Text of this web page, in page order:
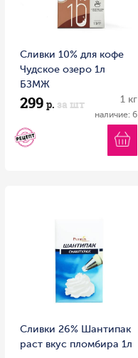
Сливки 10% для кофе
Чудское озеро 1л
БЗМЖ
299 р. за шт 1 кг
наличие: 6
Сливки 26% Шантипак
раст вкус пломбира 1л